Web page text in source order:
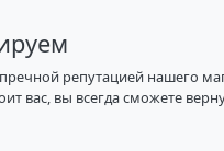
репутацией нашего
вас, вы всегда сможете